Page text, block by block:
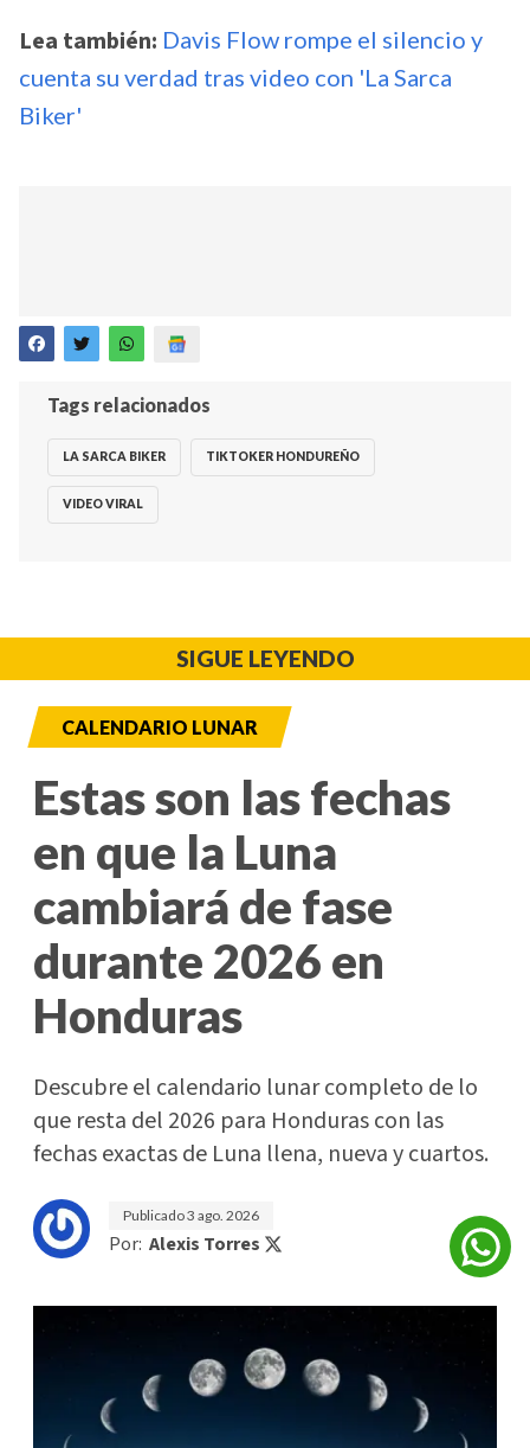
Lea también: Davis Flow rompe el silencio y
cuenta su verdad tras video con 'La Sarca
Biker'
Tags relacionados
LA SARCA BIKER TIKTOKER HONDUREÑO
VIDEO VIRAL
SIGUE LEYENDO
CALENDARIO LUNAR
Estas son las fechas
en que la Luna
cambiará de fase
durante 2026 en
Honduras
Descubre el calendario lunar completo de lo
que resta del 2026 para Honduras con las
fechas exactas de Luna llena, nueva y cuartos.
Publicado3 ago. 2026
Por: Alexis Torres